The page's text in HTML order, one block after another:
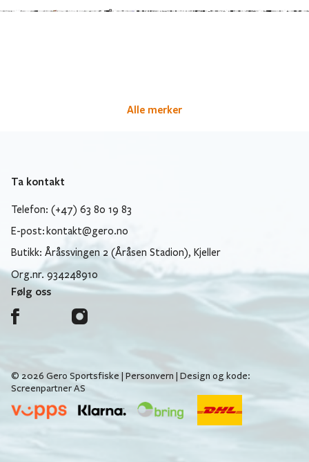
Alle merker
Ta kontakt
Telefon: (+47) 63 80 19 83
E-post: kontakt@gero.no
Butikk: Åråssvingen 2 (Åråsen Stadion), Kjeller
Org.nr. 934248910
Følg oss
© 2026 Gero Sportsfiske | Personvern | Design og kode:
Screenpartner AS